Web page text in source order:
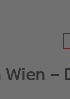
Wien